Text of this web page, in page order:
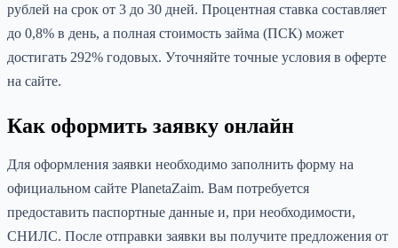
рублей на срок от 3 до 30 дней. Процентная ставка составляет
до 0,8% в день, а полная стоимость займа (ПСК) может
достигать 292% годовых. Уточняйте точные условия в оферте
на сайте.
Как оформить заявку онлайн
Для оформления заявки необходимо заполнить форму на
официальном сайте PlanetaZaim. Вам потребуется
предоставить паспортные данные и, при необходимости,
СНИЛС. После отправки заявки вы получите предложения от